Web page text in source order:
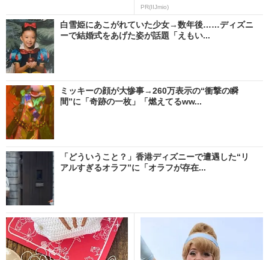
PR(IIJmio)
白雪姫にあこがれていた少女→数年後……ディズニ
ーで結婚式をあげた姿が話題「えもい...
ミッキーの顔が大惨事→260万表示の“衝撃の瞬
間”に「奇跡の一枚」「燃えてるww...
「どういうこと？」香港ディズニーで遭遇した“リ
アルすぎるオラフ”に「オラフが存在...